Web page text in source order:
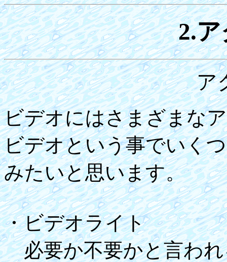
2.
ア
ビデオにはさまざまな
ビデオという事でいく
みたいと思います。
・ビデオライト
必要か不要かと言われ